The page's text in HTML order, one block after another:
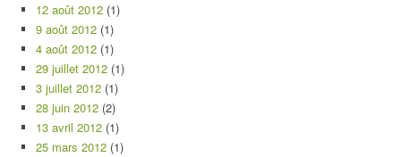
12 août 2012 (1)
9 août 2012 (1)
4 août 2012 (1)
29 juillet 2012 (1)
3 juillet 2012 (1)
28 juin 2012 (2)
13 avril 2012 (1)
25 mars 2012 (1)